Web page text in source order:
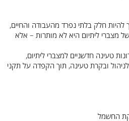
להיות חלק בלתי נפרד מהעבודה והחיים,
מצברי ליתיום היא לא מותרות – אלא
טעינה חדשניים למצברי ליתיום,
ובקרת טעינה, תוך הקפדה על תקני
החשמל